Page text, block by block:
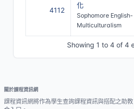
4112
化
Sophomore English-
Multiculturalism
Showing 1 to 4 of 4
關於課程資訊網
課程資訊網將作為學生查詢課程資訊與搭配之助